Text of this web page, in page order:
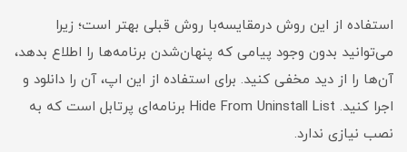
استفاده از این روش درمقایسه‌با روش قبلی بهتر است؛ زیرا
می‌توانید بدون وجود پیامی که پنهان‌شدن برنامه‌ها را اطلاع بدهد،
آن‌ها را از دید مخفی کنید. برای استفاده از این اپ، آن را دانلود و
اجرا کنید. Hide From Uninstall List برنامه‌ای پرتابل است که به
نصب نیازی ندارد.